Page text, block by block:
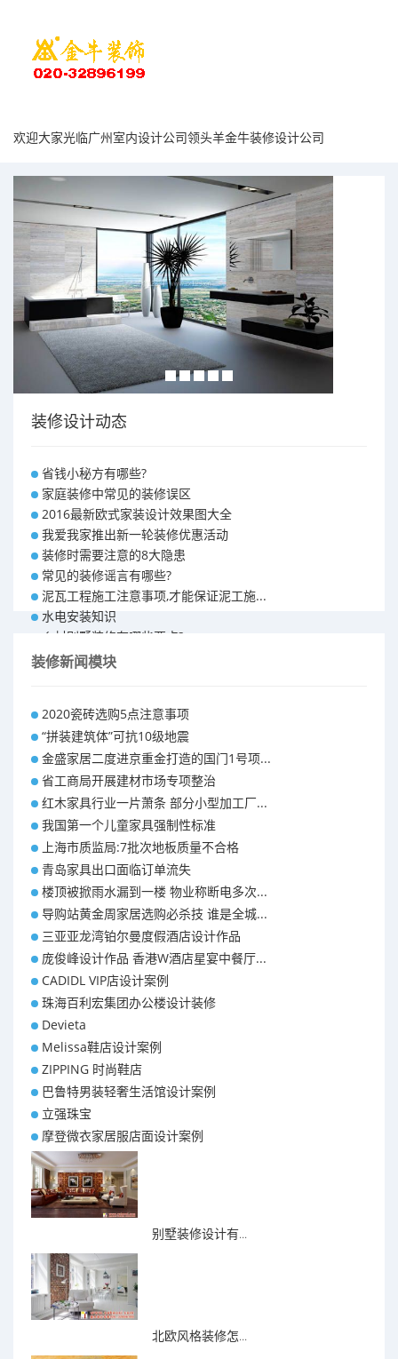
欢迎大家光临广州室内设计公司领头羊金牛装修设计公司
装修设计动态
省钱小秘方有哪些?
家庭装修中常见的装修误区
2016最新欧式家装设计效果图大全
我爱我家推出新一轮装修优惠活动
装修时需要注意的8大隐患
常见的装修谣言有哪些?
泥瓦工程施工注意事项,才能保证泥工施...
水电安装知识
乡村别墅装修有哪些要点?
别墅怎样装修之装修技巧
昆明110平米装修预算 装修报价清单
昆明100平米装修多少钱
装修新闻模块
2020瓷砖选购5点注意事项
“拼装建筑体”可抗10级地震
金盛家居二度进京重金打造的国门1号项...
省工商局开展建材市场专项整治
红木家具行业一片萧条 部分小型加工厂...
我国第一个儿童家具强制性标准
上海市质监局:7批次地板质量不合格
青岛家具出口面临订单流失
楼顶被掀雨水漏到一楼 物业称断电多次...
导购站黄金周家居选购必杀技 谁是全城...
三亚亚龙湾铂尔曼度假酒店设计作品
庞俊峰设计作品 香港W酒店星宴中餐厅...
CADIDL VIP店设计案例
珠海百利宏集团办公楼设计装修
Devieta
Melissa鞋店设计案例
ZIPPING 时尚鞋店
巴鲁特男装轻奢生活馆设计案例
立强珠宝
摩登微衣家居服店面设计案例
别墅装修设计有...
北欧风格装修怎...